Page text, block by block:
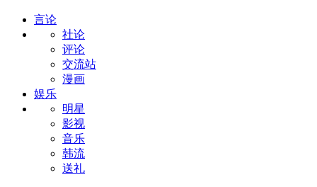
言论
社论
评论
交流站
漫画
娱乐
明星
影视
音乐
韩流
送礼